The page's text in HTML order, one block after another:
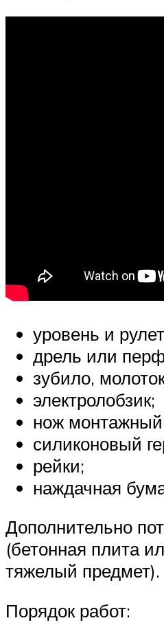
уровень и
дрель или
зубило,
электролобзик;
нож
силиконовый
рейки;
наждачная
Дополнительно
(бетонная плита
тяжелый предмет).
Порядок работ: